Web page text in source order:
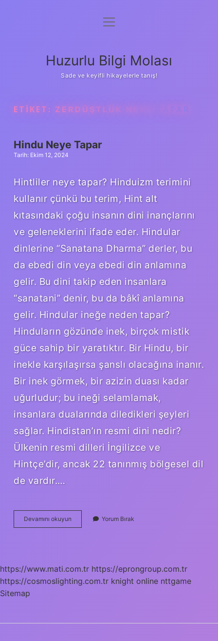
Anasayfa
Yasal Uyarı
menüyü
Huzurlu Bilgi Molası
Sade ve keyifli hikayelerle tanış!
ETIKET: ZERDÜŞTLÜK NEYE TAPAR
Hindu Neye Tapar
Tarih: Ekim 12, 2024
Hintliler neye tapar? Hinduizm terimini
kullanır çünkü bu terim, Hint alt
kıtasındaki çoğu insanın dini inançlarını
ve geleneklerini ifade eder. Hindular
dinlerine “Sanatana Dharma” derler, bu
da ebedi din veya ebedi din anlamına
gelir. Bu dini takip eden insanlara
“sanatani” denir, bu da bâkî anlamına
gelir. Hindular ineğe neden tapar?
Hinduların gözünde inek, birçok mistik
güce sahip bir yaratıktır. Bir Hindu, bir
inekle karşılaşırsa şanslı olacağına inanır.
Bir inek görmek, bir azizin duası kadar
uğurludur; bu ineği selamlamak,
insanlara dualarında diledikleri şeyleri
sağlar. Hindistan’ın resmi dini nedir?
Ülkenin resmi dilleri İngilizce ve
Hintçe’dir, ancak 22 tanınmış bölgesel dil
de vardır.…
Devamını okuyun
Neye
Yorum Bırak
https://www.mati.com.tr https://eprongroup.com.tr
https://cosmoslighting.com.tr knight online nttgame
Sitemap